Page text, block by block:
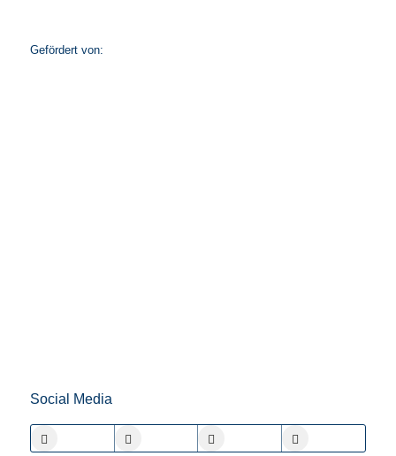
Gefördert von:
Social Media